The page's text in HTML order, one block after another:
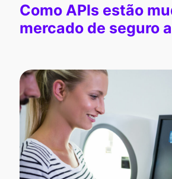
Como APIs estão
mercado de seguro